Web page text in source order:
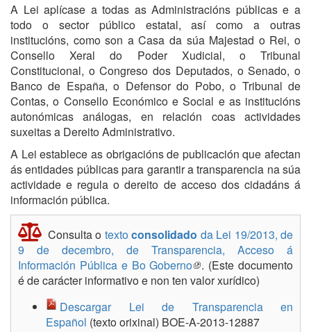
A Lei aplícase a todas as Administracións públicas e a
todo o sector público estatal, así como a outras
institucións, como son a Casa da súa Majestad o Rei, o
Consello Xeral do Poder Xudicial, o Tribunal
Constitucional, o Congreso dos Deputados, o Senado, o
Banco de España, o Defensor do Pobo, o Tribunal de
Contas, o Consello Económico e Social e as institucións
autonómicas análogas, en relación coas actividades
suxeitas a Dereito Administrativo.
A Lei establece as obrigacións de publicación que afectan
ás entidades públicas para garantir a transparencia na súa
actividade e regula o dereito de acceso dos cidadáns á
información pública.
Consulta o textoconsolidado da Lei 19/2013, de
9 de decembro, de Transparencia, Acceso á
Información Pública e Bo Goberno
. (Este documento
é de carácter informativo e non ten valor xurídico)
Descargar Lei de Transparencia en
Español (texto orixinal) BOE-A-2013-12887